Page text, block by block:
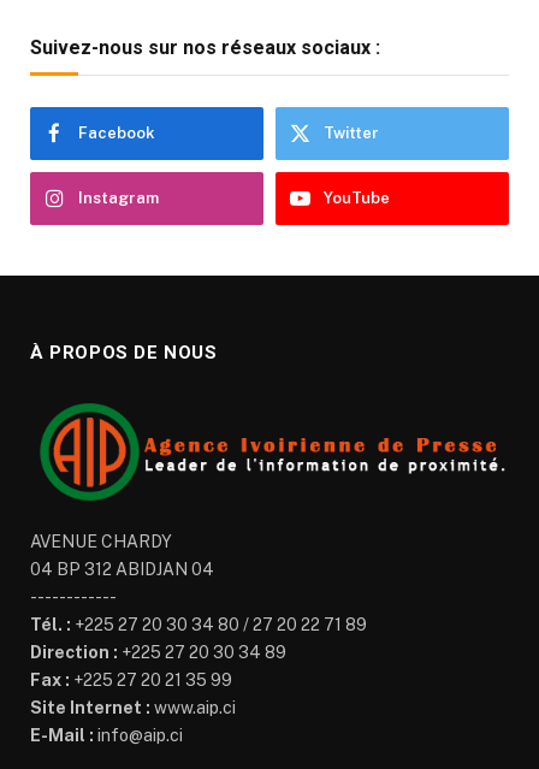
Suivez-nous sur nos réseaux sociaux :
Facebook Twitter
Instagram YouTube
À PROPOS DE NOUS
AVENUE CHARDY
04 BP 312 ABIDJAN 04
------------
Tél. : +225 27 20 30 34 80 / 27 20 22 71 89
Direction : +225 27 20 30 34 89
Fax : +225 27 20 21 35 99
Site Internet : www.aip.ci
E-Mail : info@aip.ci